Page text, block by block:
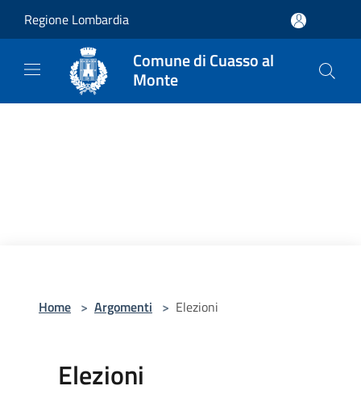
Regione Lombardia
Comune di Cuasso al
Monte
Home > Argomenti > Elezioni
Elezioni